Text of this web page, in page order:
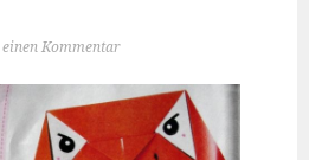
einen Kommentar